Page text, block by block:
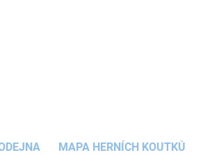
MAPA HERNÍCH KOUTKŮ